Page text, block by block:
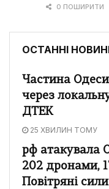
0 ПОШИРИТИ
ОСТАННІ
Частина
через
ДТЕК
25 ХВИЛИН ТОМУ
рф атакувала
202 дронами,
Повітряні сили